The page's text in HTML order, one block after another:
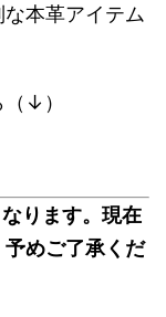
本革アイテム
↓）
ります。現在
めご了承くだ